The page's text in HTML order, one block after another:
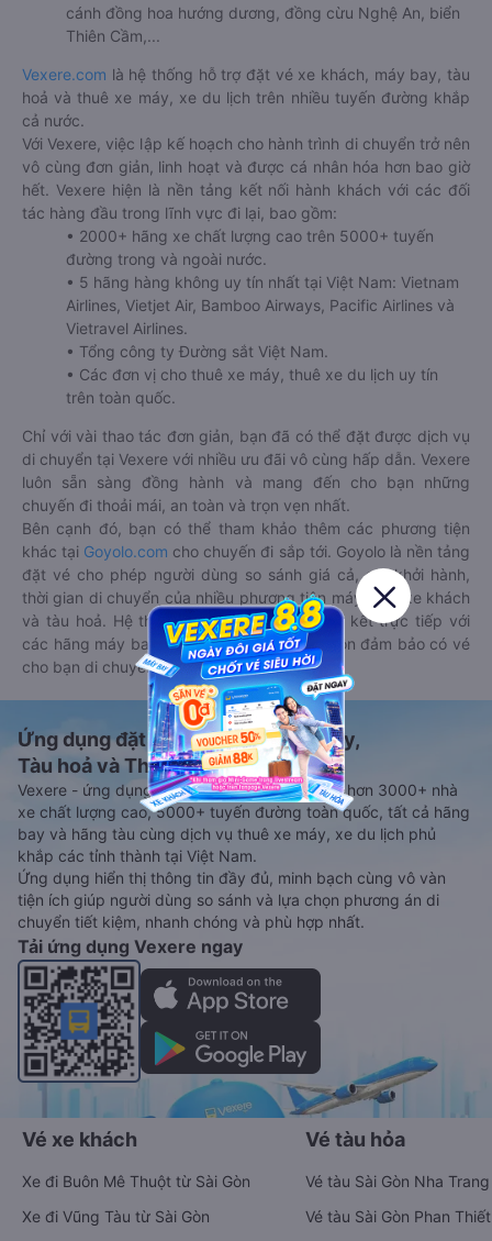
cánh đồng hoa hướng dương, đồng cừu Nghệ An, biển
Thiên Cầm,...
Vexere.com là hệ thống hỗ trợ đặt vé xe khách, máy bay, tàu
hoả và thuê xe máy, xe du lịch trên nhiều tuyến đường khắp
cả nước.
Với Vexere, việc lập kế hoạch cho hành trình di chuyển trở nên
vô cùng đơn giản, linh hoạt và được cá nhân hóa hơn bao giờ
hết. Vexere hiện là nền tảng kết nối hành khách với các đối
tác hàng đầu trong lĩnh vực đi lại, bao gồm:
• 2000+ hãng xe chất lượng cao trên 5000+ tuyến
đường trong và ngoài nước.
• 5 hãng hàng không uy tín nhất tại Việt Nam: Vietnam
Airlines, Vietjet Air, Bamboo Airways, Pacific Airlines và
Vietravel Airlines.
• Tổng công ty Đường sắt Việt Nam.
• Các đơn vị cho thuê xe máy, thuê xe du lịch uy tín
trên toàn quốc.
Chỉ với vài thao tác đơn giản, bạn đã có thể đặt được dịch vụ
di chuyển tại Vexere với nhiều ưu đãi vô cùng hấp dẫn. Vexere
luôn sẵn sàng đồng hành và mang đến cho bạn những
chuyến đi thoải mái, an toàn và trọn vẹn nhất.
Bên cạnh đó, bạn có thể tham khảo thêm các phương tiện
khác tại Goyolo.com cho chuyến đi sắp tới. Goyolo là nền tảng
đặt vé cho phép người dùng so sánh giá cả, giờ khởi hành,
thời gian di chuyển của nhiều phương tiện máy bay, xe khách
và tàu hoả. Hệ thống của Goyolo được liên kết trực tiếp với
các hãng máy bay, xe khách và tàu hoả, luôn đảm bảo có vé
cho bạn di chuyển.
Ứng dụng đặt vé Xe khách, Máy bay,
Tàu hoả và Thuê xe
Vexere - ứng dụng đặt vé đa phương tiện với hơn 3000+ nhà
xe chất lượng cao, 5000+ tuyến đường toàn quốc, tất cả hãng
bay và hãng tàu cùng dịch vụ thuê xe máy, xe du lịch phủ
khắp các tỉnh thành tại Việt Nam.
Ứng dụng hiển thị thông tin đầy đủ, minh bạch cùng vô vàn
tiện ích giúp người dùng so sánh và lựa chọn phương án di
chuyển tiết kiệm, nhanh chóng và phù hợp nhất.
Tải ứng dụng Vexere ngay
Vé xe khách
Xe đi Buôn Mê Thuột từ Sài Gòn
Xe đi Vũng Tàu từ Sài Gòn
Vé tàu hỏa
Vé tàu Sài Gòn Nha Trang
Vé tàu Sài Gòn Phan Thiết